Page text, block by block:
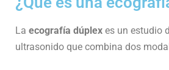
La ecografía dúplex es un estudio
ultrasonido que combina dos